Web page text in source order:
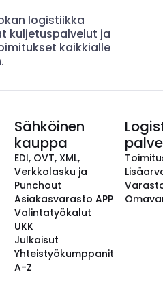
logistiikka
kuljetuspalvelut ja
kaikkialle
Sähköinen
kauppa
EDI, OVT, XML,
Verkkolasku ja
Punchout
Asiakasvarasto APP
Valintatyökalut
UKK
Julkaisut
Yhteistyökumppanit
A-Z